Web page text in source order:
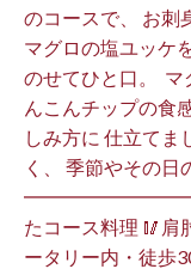
のコースで、 お刺
マグロの塩ユッケ
のせてひと口。
んこんチップの食
しみ方に 仕立てま
く、 季節やその日
たコース料理 🥢肩
ータリー内・徒歩